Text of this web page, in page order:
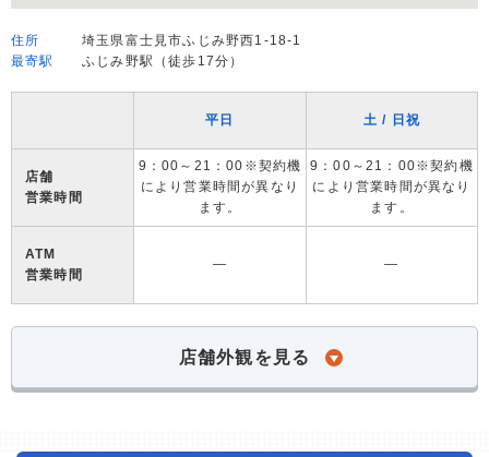
住所
埼玉県富士見市ふじみ野西1-18-1
最寄駅
ふじみ野駅（徒歩17分）
平日 土 / 日祝
店舗
営業時間
9：00～21：00※契約機
により営業時間が異なり
ます。
9：00～21：00※契約機
により営業時間が異なり
ます。
ATM
営業時間
― ―
店舗外観を見る